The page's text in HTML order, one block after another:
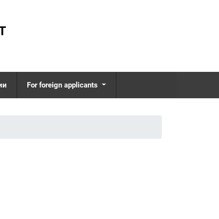
ценностей
For foreign applicants